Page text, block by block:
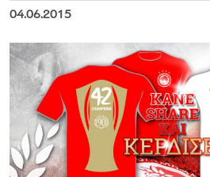
04.06.2015